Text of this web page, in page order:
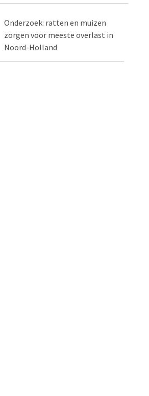
Onderzoek: ratten en muizen
zorgen voor meeste overlast in
Noord-Holland